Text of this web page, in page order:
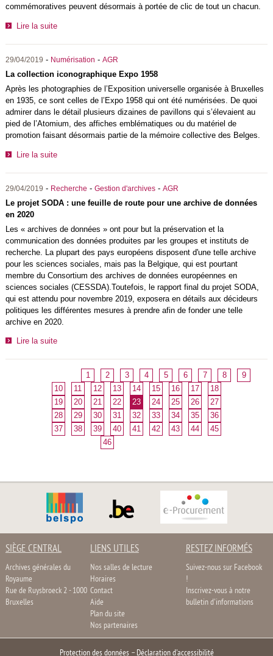
commémoratives peuvent désormais à portée de clic de tout un chacun.
Lire la suite
29/04/2019 - Numérisation - AGR
La collection iconographique Expo 1958
Après les photographies de l’Exposition universelle organisée à Bruxelles
en 1935, ce sont celles de l’Expo 1958 qui ont été numérisées. De quoi
admirer dans le détail plusieurs dizaines de pavillons qui s’élevaient au
pied de l’Atomium, des affiches emblématiques ou du matériel de
promotion faisant désormais partie de la mémoire collective des Belges.
Lire la suite
29/04/2019 - Recherche - Gestion d'archives- AGR
Le projet SODA : une feuille de route pour une archive de données
en 2020
Les « archives de données » ont pour but la préservation et la
communication des données produites par les groupes et instituts de
recherche. La plupart des pays européens disposent d'une telle archive
pour les sciences sociales, mais pas la Belgique, qui est pourtant
membre du Consortium des archives de données européennes en
sciences sociales (CESSDA).Toutefois, le rapport final du projet SODA,
qui est attendu pour novembre 2019, exposera en détails aux décideurs
politiques les différentes mesures à prendre afin de fonder une telle
archive en 2020.
Lire la suite
1 2 3 4 5 6 7 8
9
10
11 12 13 14 15 16 17
18
19
20 21 22 23 24 25 26
27
28
29 30 31 32 33 34 35
36
37
38 39 40 41 42 43 44
45
46
SIÈGE CENTRAL
Archives générales du
Royaume
Rue de Ruysbroeck 2 - 1000
Bruxelles
LIENS UTILES
Nos salles de lecture
Horaires
Contact
Aide
Plan du site
Nos partenaires
RESTEZ INFORMÉS
Suivez-nous sur Facebook
!
Inscrivez-vous à notre
bulletin d'informations
Protection des données– Déclaration d'accessibilité